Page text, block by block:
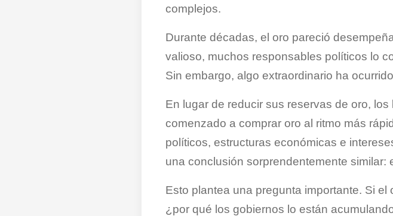
complejos.
Durante décadas, el oro pareció
valioso, muchos responsables políticos lo
Sin embargo, algo extraordinario ha
En lugar de reducir sus reservas de oro,
comenzado a comprar oro al ritmo más
políticos, estructuras económicas e
una conclusión sorprendentemente similar:
Esto plantea una pregunta importante. Si
¿por qué los gobiernos lo están